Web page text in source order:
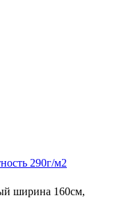
290г/м2
ширина 160см,